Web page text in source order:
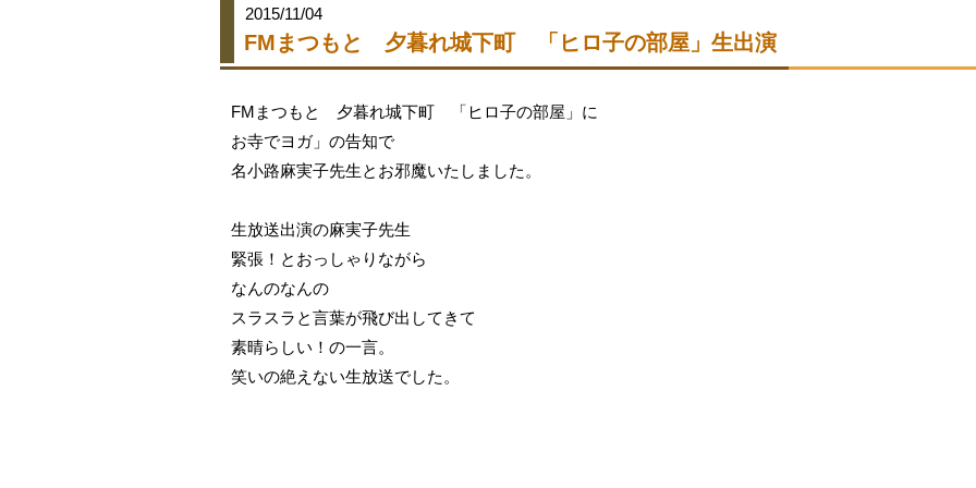
2015/11/04
FMまつもと 夕暮れ城下町 「ヒロ子の部屋」生出演
FMまつもと 夕暮れ城下町 「ヒロ子の部屋」に
お寺でヨガ」の告知で
名小路麻実子先生とお邪魔いたしました。
生放送出演の麻実子先生
緊張！とおっしゃりながら
なんのなんの
スラスラと言葉が飛び出してきて
素晴らしい！の一言。
笑いの絶えない生放送でした。